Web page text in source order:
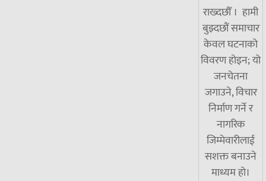
राख्दछौँ । हामी
बुझ्दछौं समाचार
केवल घटनाको
विवरण होइन; यो
जनचेतना
जगाउने, विचार
निर्माण गर्ने र
नागरिक
जिम्मेवारीलाई
सशक्त बनाउने
माध्यम हो।